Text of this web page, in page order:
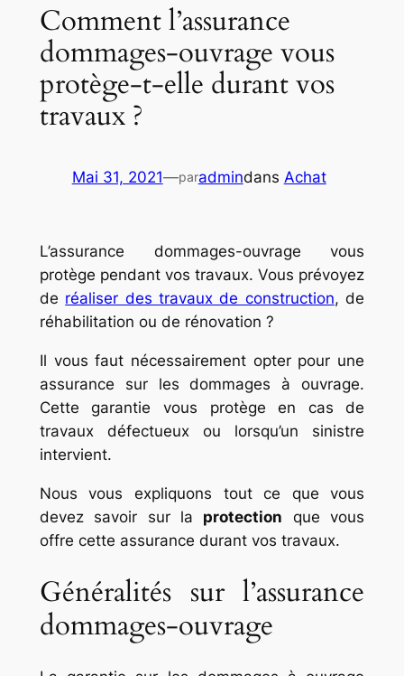
Comment l’assurance
dommages-ouvrage vous
protège-t-elle durant vos
travaux ?
Mai 31, 2021—paradmindans Achat
L’assurance dommages-ouvrage vous
protège pendant vos travaux. Vous prévoyez
de réaliser des travaux de construction, de
réhabilitation ou de rénovation ?
Il vous faut nécessairement opter pour une
assurance sur les dommages à ouvrage.
Cette garantie vous protège en cas de
travaux défectueux ou lorsqu’un sinistre
intervient.
Nous vous expliquons tout ce que vous
devez savoir sur la protection que vous
offre cette assurance durant vos travaux.
Généralités sur l’assurance
dommages-ouvrage